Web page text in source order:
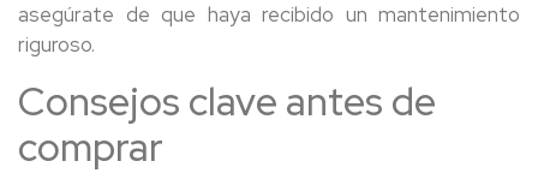
asegúrate de que haya recibido un mantenimiento
riguroso.
Consejos clave antes de
comprar